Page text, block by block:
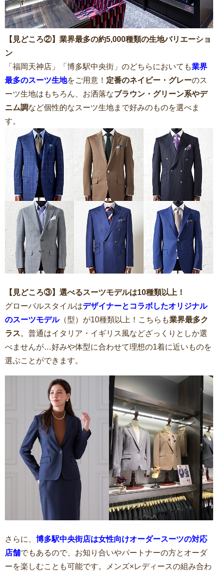
【見どころ②】業界最多の約5,000種類の生地バリエーショ
ン
「福岡天神店」「博多駅中央街」のどちらにおいても業界
最多のスーツ生地をご用意！ 定番のネイビー・グレーのス
ーツ生地はもちろん、お洒落なブラウン・グリーン系やデ
ニム調など個性的なスーツ生地まで好みのものを選べま
す。
【見どころ③】選べるスーツモデルは10種類以上！
グローバルスタイルはデザイナーとコラボしたオリジナル
のスーツモデル（型）が10種類以上！こちらも業界最多ク
ラス。普通はイタリア・イギリス風などざっくりとしか選
べませんが…好みや体型に合わせて理想の1着に近いものを
選ぶことができます。
さらに、 博多駅中央街店は女性向けオーダースーツの対応
店舗でもあるので、お知り合いやパートナーの方とオーダ
ーを楽しむことも可能です。メンズ×レディースの組み合わ